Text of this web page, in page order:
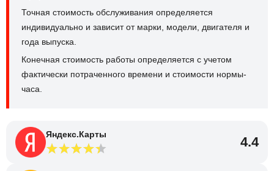
Точная стоимость обслуживания определяется
индивидуально и зависит от марки, модели, двигателя и
года выпуска.
Конечная стоимость работы определяется с учетом
фактически потраченного времени и стоимости нормы-
часа.
Яндекс.Карты 4.4